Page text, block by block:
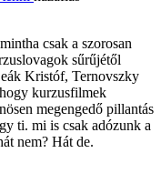
csak a szorosan
sűrűjétől
Kristóf, Ternovszky
kurzusfilmek
megengedő pillantás
ti. mi is csak adózunk a
nem? Hát de.